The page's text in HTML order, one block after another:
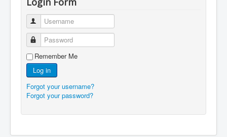
Username
Password
Remember Me
Log in
Forgot your username?
Forgot your password?